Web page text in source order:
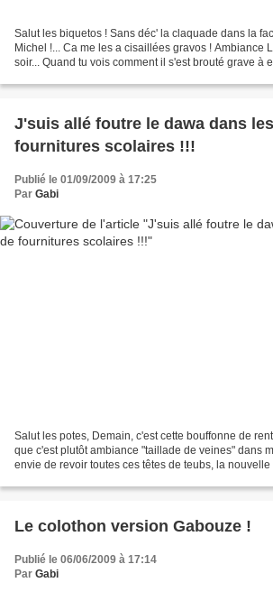
Salut les biquetos ! Sans déc' la claquade dans la
Michel !... Ca me les a cisaillées gravos ! Ambiance
soir... Quand tu vois comment il s'est brouté grave à
J'suis allé foutre le dawa dans
fournitures scolaires !!!
Publié le 01/09/2009 à 17:25
Par Gabi
Salut les potes, Demain, c'est cette bouffonne de
que c'est plutôt ambiance "taillade de veines" dans
envie de revoir toutes ces têtes de teubs, la nouvelle
Le colothon version Gabouze !
Publié le 06/06/2009 à 17:14
Par Gabi